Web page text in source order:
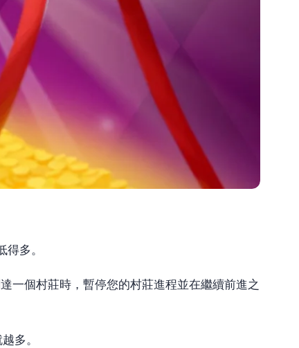
多。
個村莊時，暫停您的村莊進程並在繼續前進之
多。